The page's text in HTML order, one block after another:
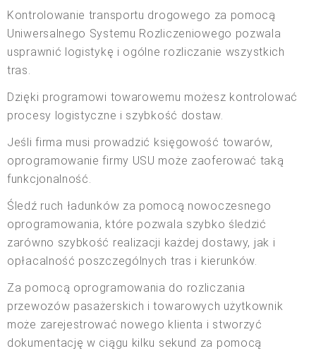
Kontrolowanie transportu drogowego za pomocą
Uniwersalnego Systemu Rozliczeniowego pozwala
usprawnić logistykę i ogólne rozliczanie wszystkich
tras.
Dzięki programowi towarowemu możesz kontrolować
procesy logistyczne i szybkość dostaw.
Jeśli firma musi prowadzić księgowość towarów,
oprogramowanie firmy USU może zaoferować taką
funkcjonalność.
Śledź ruch ładunków za pomocą nowoczesnego
oprogramowania, które pozwala szybko śledzić
zarówno szybkość realizacji każdej dostawy, jak i
opłacalność poszczególnych tras i kierunków.
Za pomocą oprogramowania do rozliczania
przewozów pasażerskich i towarowych użytkownik
może zarejestrować nowego klienta i stworzyć
dokumentację w ciągu kilku sekund za pomocą